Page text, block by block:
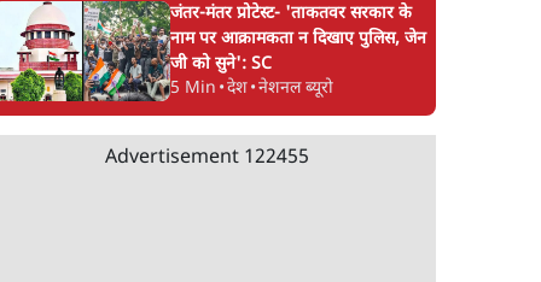
जंतर-मंतर प्रोटेस्ट- 'ताकतवर सरकार के
नाम पर आक्रामकता न दिखाए पुलिस, जेन
जी को सुने': SC
5 Min •देश•नेशनल ब्यूरो
Advertisement 122455